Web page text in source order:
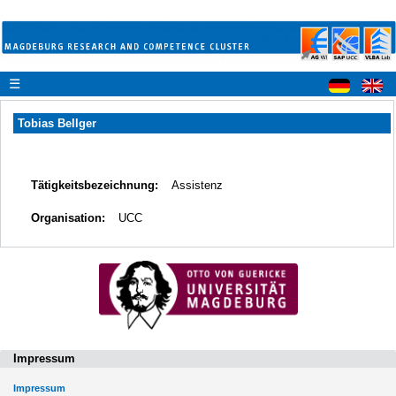
☰
Tobias Bellger
Tätigkeitsbezeichnung: Assistenz
Organisation: UCC
Impressum
Impressum